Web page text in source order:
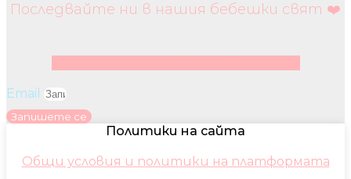
Последвайте ни в нашия бебешки свят ❤️
Email
Запишете се
Политики на сайта
Общи условия и политики на платформата